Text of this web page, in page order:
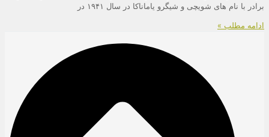
برادر با نام های شویچی و شیگرو یاماناکا در سال ۱۹۴۱ در
ادامه مطلب »